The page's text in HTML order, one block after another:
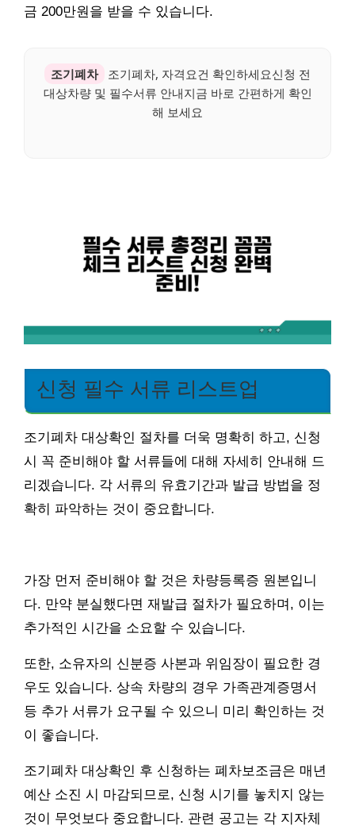
금 200만원을 받을 수 있습니다.
조기폐차
조기폐차, 자격요건 확인하세요신청 전
대상차량 및 필수서류 안내지금 바로 간편하게 확인
해 보세요
신청 필수 서류 리스트업
조기폐차 대상확인 절차를 더욱 명확히 하고, 신청
시 꼭 준비해야 할 서류들에 대해 자세히 안내해 드
리겠습니다. 각 서류의 유효기간과 발급 방법을 정
확히 파악하는 것이 중요합니다.
가장 먼저 준비해야 할 것은 차량등록증 원본입니
다. 만약 분실했다면 재발급 절차가 필요하며, 이는
추가적인 시간을 소요할 수 있습니다.
또한, 소유자의 신분증 사본과 위임장이 필요한 경
우도 있습니다. 상속 차량의 경우 가족관계증명서
등 추가 서류가 요구될 수 있으니 미리 확인하는 것
이 좋습니다.
조기폐차 대상확인 후 신청하는 폐차보조금은 매년
예산 소진 시 마감되므로, 신청 시기를 놓치지 않는
것이 무엇보다 중요합니다. 관련 공고는 각 지자체